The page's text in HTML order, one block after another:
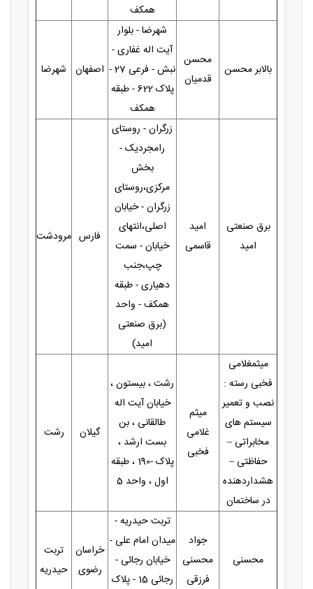
همکف
بالابر محسن
محسن
قدمیان
شهرضا - بلوار
آیت اله غفاری -
نبش - فرعی 27 -
پلاک 622 - طبقه
همکف
اصفهان شهرضا
برق صنعتی
امید
امید
قاسمی
زرگران - روستای
رامجردیک -
بخش
مرکزی،روستای
زرگران - خیابان
اصلی،انتهای
خیابان - سمت
چپ،جنب
دهیاری - طبقه
همکف - واحد
(برق صنعتی
امید)
فارس مرودشت
میثمغلامی
فخبی رسته :
نصب و تعمیر
سیستم های
مخابراتی –
حفاظتی –
هشداردهنده
در ساختمان
میثم
غلامی
فخبی
رشت ، بیستون ،
خیابان آیت اله
طالقانی ، بن
بست ارشد ،
پلاک -190 ، طبقه
اول ، واحد 5
گیلان رشت
محسنی
جواد
محسنی
فرزقی
تربت حیدریه -
میدان امام علی -
خیابان رجائی -
رجائی 15 - پلاک
خراسان
رضوی
تربت
حیدریه